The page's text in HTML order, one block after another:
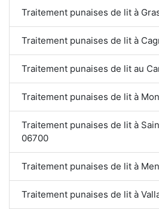
Traitement punaises de lit à
Traitement punaises de lit à
Traitement punaises de lit au
Traitement punaises de lit à
Traitement punaises de lit à
06700
Traitement punaises de lit à
Traitement punaises de lit à